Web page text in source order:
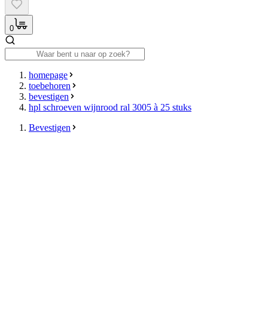
0
homepage
toebehoren
bevestigen
hpl schroeven wijnrood ral 3005 à 25 stuks
Bevestigen